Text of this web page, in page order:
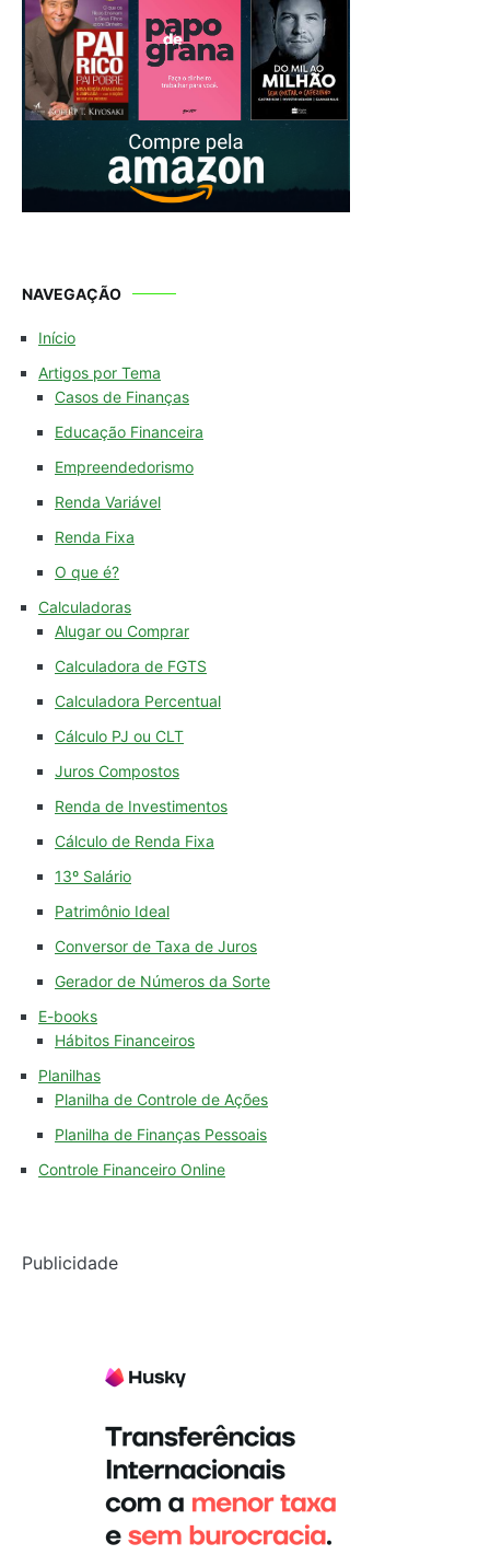
NAVEGAÇÃO
Início
Artigos por Tema
Casos de Finanças
Educação Financeira
Empreendedorismo
Renda Variável
Renda Fixa
O que é?
Calculadoras
Alugar ou Comprar
Calculadora de FGTS
Calculadora Percentual
Cálculo PJ ou CLT
Juros Compostos
Renda de Investimentos
Cálculo de Renda Fixa
13º Salário
Patrimônio Ideal
Conversor de Taxa de Juros
Gerador de Números da Sorte
E-books
Hábitos Financeiros
Planilhas
Planilha de Controle de Ações
Planilha de Finanças Pessoais
Controle Financeiro Online
Publicidade